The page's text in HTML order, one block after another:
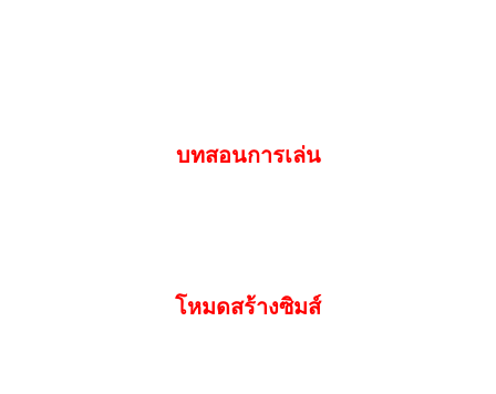
บทสอนการเล่น
โหมดสร้างซิมส์